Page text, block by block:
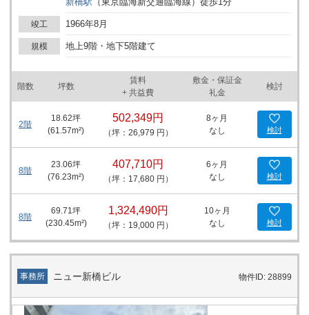
のある空間で迎えます。このような印象的なエントランスは、企業
イメージを高める上で重要な役割を果たします。ビル内の設備にお
いても、男女別の共用トイレを設置しており、貸室をより広く有効
に使用できる設計になっています。これは、オフィスのレイアウト
の自由度を高め、効率的な作業空間を実現する上での利点です。 1
階には飲食店が入居しており、ビル利用者の利便性をさらに高めて
います。このような施設は、ビル内での食事や打ち合わせの場とし
て活用でき、ビジネスの日常におけるストレスの軽減に寄与しま
り、歴史ある建造物としての価値も持ち合わせています。耐震性に
関しては現行基準との差異がある可能性も考慮に入れる必要があり
ますが、その点については最新の情報をもとに確認が求められま
または来訪者の利便性を高めています。このような設備は、特に都
ーは5機設置されており、ビル内の移動のスムーズさを保証しま
す。 新橋駅前ビル１号館ビルは、その立地、設備、アクセスの良さ
を活かし、多様なビジネスのニーズに応えることが可能です。これ
らの特徴は、企業のブランディングや労働環境の向上に寄与し、ビ
ジネスの成功に不可欠な要素となります。本ビルの魅力を最大限に
活用することで、企業は競争の激しいビジネス環境において一歩リ
ードすることが可能となるでしょう。
竣工 1966年8月
規模 地上9階・地下5階建て
階数 坪数
賃料
+ 共益費
敷金・保証金
礼金
検討
2階
18.62坪
(61.57m²)
502,349円
（坪：26,979 円）
8ヶ月
なし
検討
8階
23.06坪
(76.23m²)
407,710円
（坪：17,680 円）
6ヶ月
なし
検討
8階
69.71坪
(230.45m²)
1,324,490円
（坪：19,000 円）
10ヶ月
なし
検討
事務所 ニュー新橋ビル 物件ID: 28899